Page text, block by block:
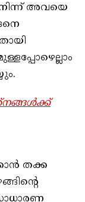
അവയെ
തക്ക